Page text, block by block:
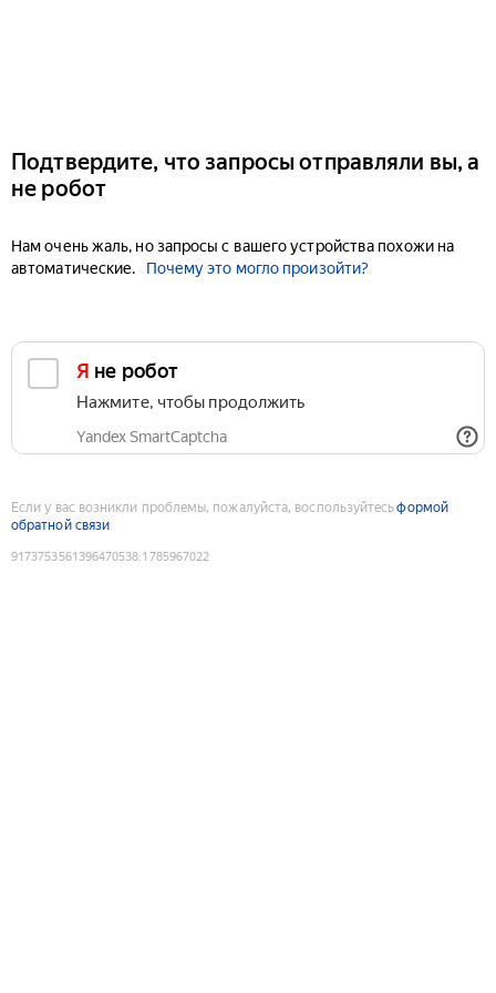
Подтвердите, что запросы отправляли вы, а
не робот
Нам очень жаль, но запросы с вашего устройства похожи на
автоматические.
Почему это могло произойти?
Я не робот
Нажмите, чтобы продолжить
Yandex SmartCaptcha
Если у вас возникли проблемы, пожалуйста, воспользуйтесьформой
обратной связи
9173753561396470538:1785967022